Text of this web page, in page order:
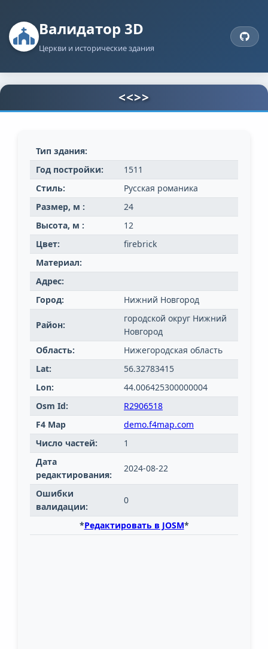
Валидатор 3D
Церкви и исторические здания
<<>>
Тип здания:
Год постройки:
1511
Стиль:
Русская романика
Размер, м :
24
Высота, м :
12
Цвет:
firebrick
Материал:
Адрес:
Город:
Нижний Новгород
Район:
городской округ Нижний
Новгород
Область:
Нижегородская область
Lat:
56.32783415
Lon:
44.006425300000004
Osm Id:
R2906518
F4 Map
demo.f4map.com
Число частей:
1
Дата
редактирования:
2024-08-22
Ошибки
валидации:
0
*Редактировать в JOSM*